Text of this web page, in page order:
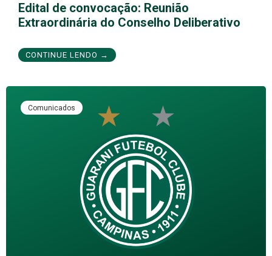
Edital de convocação: Reunião
Extraordinária do Conselho Deliberativo
CONTINUE LENDO →
Comunicados